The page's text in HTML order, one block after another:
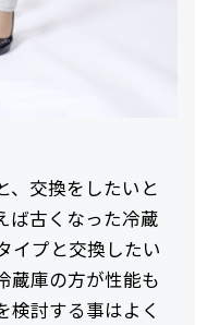
、交換をしたいと
ば古くなった冷蔵
イプと交換したい
蔵庫の方が性能も
検討する事はよく